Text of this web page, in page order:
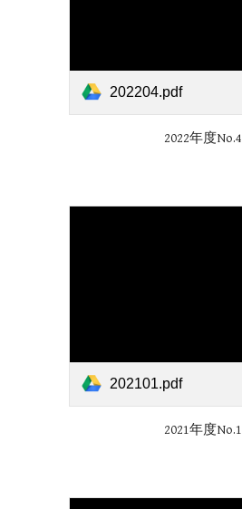
202204.pdf
2022年度No.4
202101.pdf
2021年度No.1